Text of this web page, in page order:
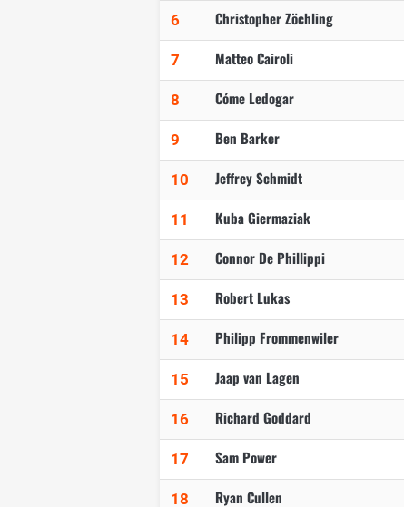
6 Christopher Zöchling
7 Matteo Cairoli
8 Cóme Ledogar
9 Ben Barker
10 Jeffrey Schmidt
11 Kuba Giermaziak
12 Connor De Phillippi
13 Robert Lukas
14 Philipp Frommenwiler
15 Jaap van Lagen
16 Richard Goddard
17 Sam Power
18 Ryan Cullen